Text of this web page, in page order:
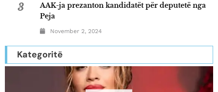
3
AAK-ja prezanton kandidatët për deputetë nga
Peja
November 2, 2024
Kategoritë